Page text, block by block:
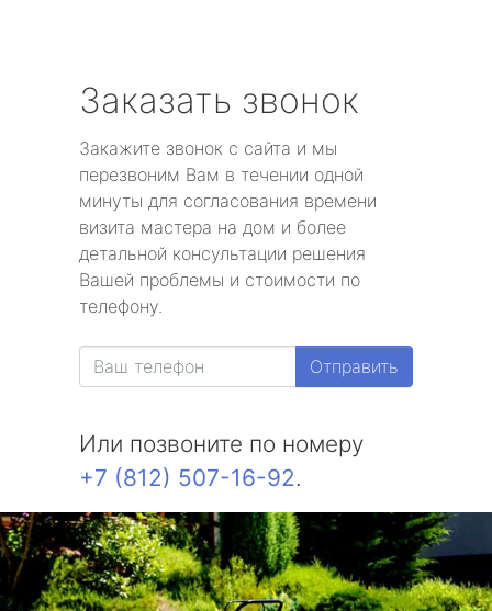
Заказать звонок
Закажите звонок с сайта и мы
перезвоним Вам в течении одной
минуты для согласования времени
визита мастера на дом и более
детальной консультации решения
Вашей проблемы и стоимости по
телефону.
Отправить
Или позвоните по номеру
+7 (812) 507-16-92.